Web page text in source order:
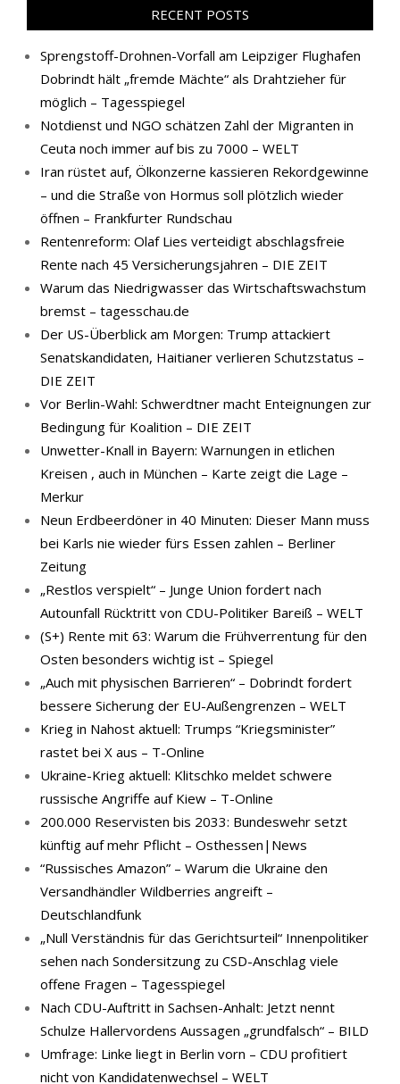
RECENT POSTS
Sprengstoff-Drohnen-Vorfall am Leipziger Flughafen
Dobrindt hält „fremde Mächte“ als Drahtzieher für
möglich – Tagesspiegel
Notdienst und NGO schätzen Zahl der Migranten in
Ceuta noch immer auf bis zu 7000 – WELT
Iran rüstet auf, Ölkonzerne kassieren Rekordgewinne
– und die Straße von Hormus soll plötzlich wieder
öffnen – Frankfurter Rundschau
Rentenreform: Olaf Lies verteidigt abschlagsfreie
Rente nach 45 Versicherungsjahren – DIE ZEIT
Warum das Niedrigwasser das Wirtschaftswachstum
bremst – tagesschau.de
Der US-Überblick am Morgen: Trump attackiert
Senatskandidaten, Haitianer verlieren Schutzstatus –
DIE ZEIT
Vor Berlin-Wahl: Schwerdtner macht Enteignungen zur
Bedingung für Koalition – DIE ZEIT
Unwetter-Knall in Bayern: Warnungen in etlichen
Kreisen , auch in München – Karte zeigt die Lage –
Merkur
Neun Erdbeerdöner in 40 Minuten: Dieser Mann muss
bei Karls nie wieder fürs Essen zahlen – Berliner
Zeitung
„Restlos verspielt“ – Junge Union fordert nach
Autounfall Rücktritt von CDU-Politiker Bareiß – WELT
(S+) Rente mit 63: Warum die Frühverrentung für den
Osten besonders wichtig ist – Spiegel
„Auch mit physischen Barrieren“ – Dobrindt fordert
bessere Sicherung der EU-Außengrenzen – WELT
Krieg in Nahost aktuell: Trumps “Kriegsminister”
rastet bei X aus – T-Online
Ukraine-Krieg aktuell: Klitschko meldet schwere
russische Angriffe auf Kiew – T-Online
200.000 Reservisten bis 2033: Bundeswehr setzt
künftig auf mehr Pflicht – Osthessen|News
“Russisches Amazon” – Warum die Ukraine den
Versandhändler Wildberries angreift –
Deutschlandfunk
„Null Verständnis für das Gerichtsurteil“ Innenpolitiker
sehen nach Sondersitzung zu CSD-Anschlag viele
offene Fragen – Tagesspiegel
Nach CDU-Auftritt in Sachsen-Anhalt: Jetzt nennt
Schulze Hallervordens Aussagen „grundfalsch“ – BILD
Umfrage: Linke liegt in Berlin vorn – CDU profitiert
nicht von Kandidatenwechsel – WELT